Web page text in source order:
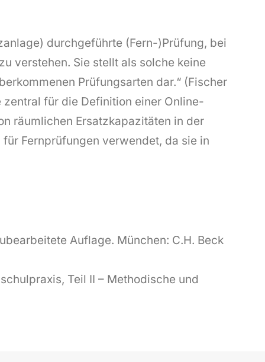
durchgeführte (Fern-)Prüfung, bei
verstehen. Sie stellt als solche keine
Prüfungsarten dar.“ (Fischer
für die Definition einer Online-
räumlichen Ersatzkapazitäten in der
Fernprüfungen verwendet, da sie in
Auflage. München: C.H. Beck
Teil II – Methodische und